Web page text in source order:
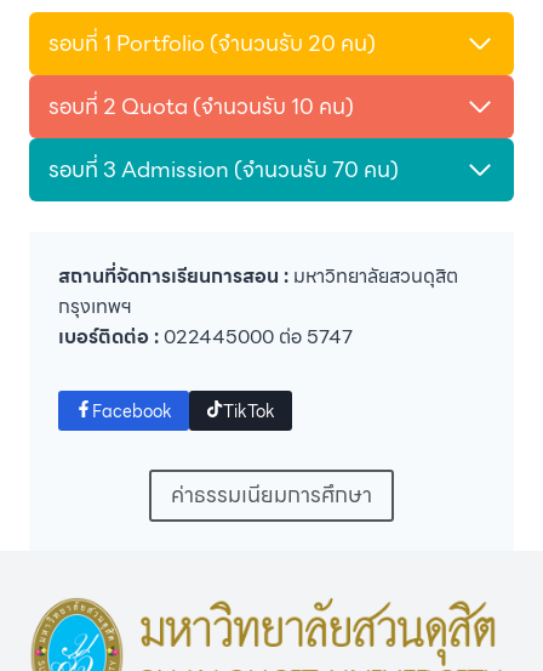
รอบที่ 1 Portfolio (จำนวนรับ 20 คน)
รอบที่ 2 Quota (จำนวนรับ 10 คน)
รอบที่ 3 Admission (จำนวนรับ 70 คน)
สถานที่จัดการเรียนการสอน : มหาวิทยาลัยสวนดุสิต
กรุงเทพฯ
เบอร์ติดต่อ : 022445000 ต่อ 5747
Facebook TikTok
ค่าธรรมเนียมการศึกษา